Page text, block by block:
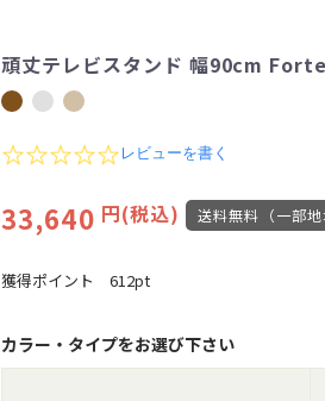
頑丈テレビスタンド 幅90cm
0
s
t
r
r
t
i
n
レビューを書く
33,640 円(税込) 送料無料（一部地
獲得ポイント 612pt
カラー・タイプをお選び下さい